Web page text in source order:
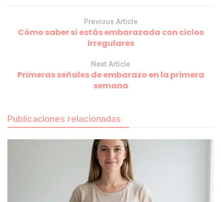
Previous Article
Cómo saber si estás embarazada con ciclos
irregulares
Next Article
Primeras señales de embarazo en la primera
semana
Publicaciones relacionadas